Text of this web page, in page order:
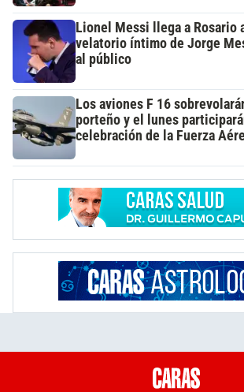
Lionel Messi llega a Rosario
velatorio íntimo de Jorge
al público
Los aviones F 16
porteño y el lunes
celebración de la Fuerza